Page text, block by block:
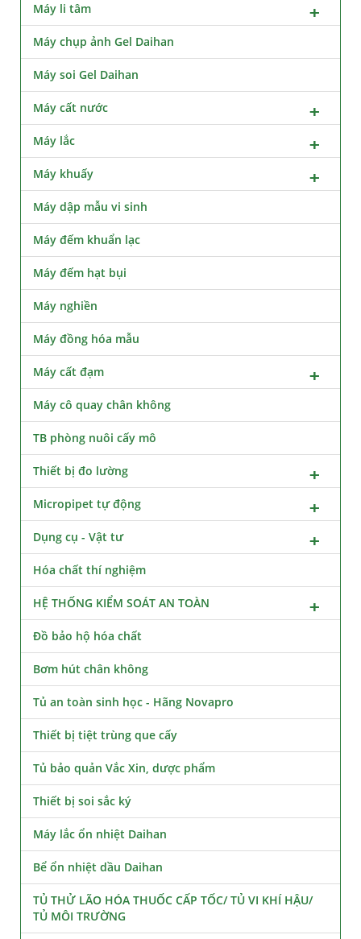
Máy li tâm
Máy chụp ảnh Gel Daihan
Máy soi Gel Daihan
Máy cất nước
Máy lắc
Máy khuấy
Máy dập mẫu vi sinh
Máy đếm khuẩn lạc
Máy đếm hạt bụi
Máy nghiền
Máy đồng hóa mẫu
Máy cất đạm
Máy cô quay chân không
TB phòng nuôi cấy mô
Thiết bị đo lường
Micropipet tự động
Dụng cụ - Vật tư
Hóa chất thí nghiệm
HỆ THỐNG KIỂM SOÁT AN TOÀN
Đồ bảo hộ hóa chất
Bơm hút chân không
Tủ an toàn sinh học - Hãng Novapro
Thiết bị tiệt trùng que cấy
Tủ bảo quản Vắc Xin, dược phẩm
Thiết bị soi sắc ký
Máy lắc ổn nhiệt Daihan
Bể ổn nhiệt dầu Daihan
TỦ THỬ LÃO HÓA THUỐC CẤP TỐC/ TỦ VI KHÍ HẬU/
TỦ MÔI TRƯỜNG